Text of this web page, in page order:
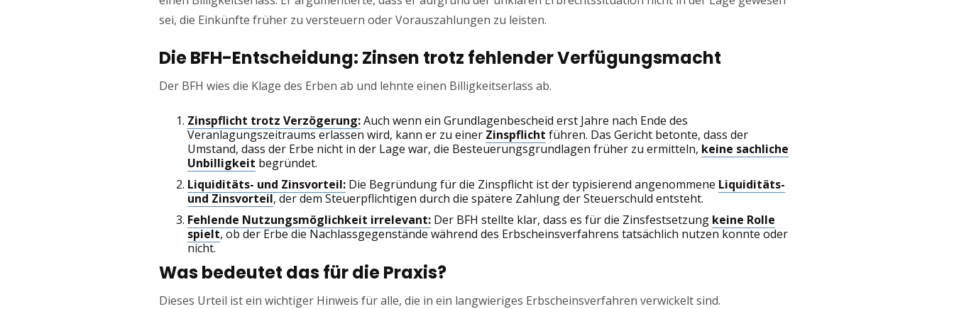
sei, die Einkünfte früher zu versteuern oder Vorauszahlungen zu leisten.
Die BFH-Entscheidung: Zinsen trotz fehlender Verfügungsmacht
Der BFH wies die Klage des Erben ab und lehnte einen Billigkeitserlass ab.
Zinspflicht trotz Verzögerung:Auch wenn ein Grundlagenbescheid erst Jahre nach Ende des
Veranlagungszeitraums erlassen wird, kann er zu einer Zinspflicht führen. Das Gericht betonte, dass der
Umstand, dass der Erbe nicht in der Lage war, die Besteuerungsgrundlagen früher zu ermitteln, keine sachliche
Unbilligkeit begründet.
Liquiditäts- und Zinsvorteil: Die Begründung für die Zinspflicht ist der typisierend angenommene Liquiditäts-
und Zinsvorteil, der dem Steuerpflichtigen durch die spätere Zahlung der Steuerschuld entsteht.
Fehlende Nutzungsmöglichkeit irrelevant: Der BFH stellte klar, dass es für die Zinsfestsetzung keine Rolle
spielt, ob der Erbe die Nachlassgegenstände während des Erbscheinsverfahrens tatsächlich nutzen konnte oder
nicht.
Was bedeutet das für die Praxis?
Dieses Urteil ist ein wichtiger Hinweis für alle, die in ein langwieriges Erbscheinsverfahren verwickelt sind.